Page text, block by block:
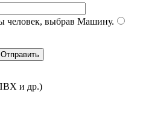
человек, выбрав Машину.
и др.)